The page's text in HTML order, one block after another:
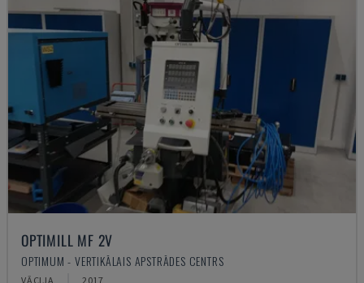
OPTIMILL MF 2V
OPTIMUM - VERTIKĀLAIS APSTRĀDES CENTRS
VĀCIJA 2017